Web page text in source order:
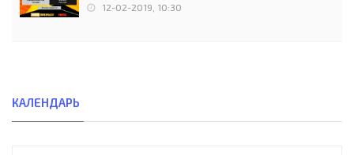
12-02-2019, 10:30
КАЛЕНДАРЬ